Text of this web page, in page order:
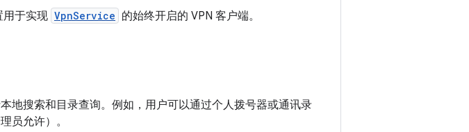
用于实现 VpnService 的始终开启的 VPN 客户端。
地搜索和目录查询。例如，用户可以通过个人拨号器或通讯录
员允许）。